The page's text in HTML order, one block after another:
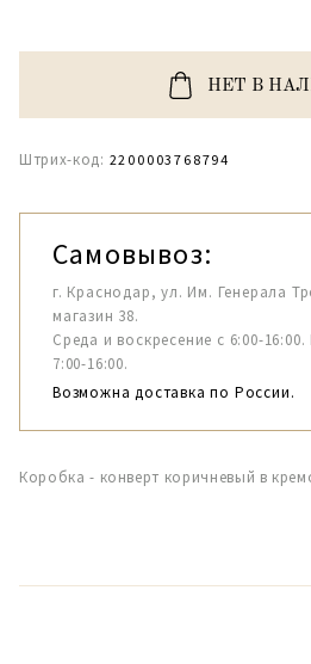
НЕТ В
Штрих-код: 2200003768794
Самовывоз:
г. Краснодар, ул. Им. Генерала
магазин 38.
Среда и воскресение с 6:00-
7:00-16:00.
Возможна доставка по России.
Коробка - конверт коричневый в